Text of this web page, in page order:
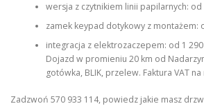
wersja z czytnikiem linii papilarnych: od
zamek keypad dotykowy z montażem:
integracja z elektrozaczepem: od 1 290
Dojazd w promieniu 20 km od
gotówka, BLIK, przelew. Faktura VAT na
Zadzwoń 570 933 114, powiedz jakie masz